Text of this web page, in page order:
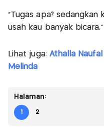
"Tugas apa? sedangkan
usah kau banyak
Lihat juga: Athalla Naufal
Melinda
Halaman:
1 2